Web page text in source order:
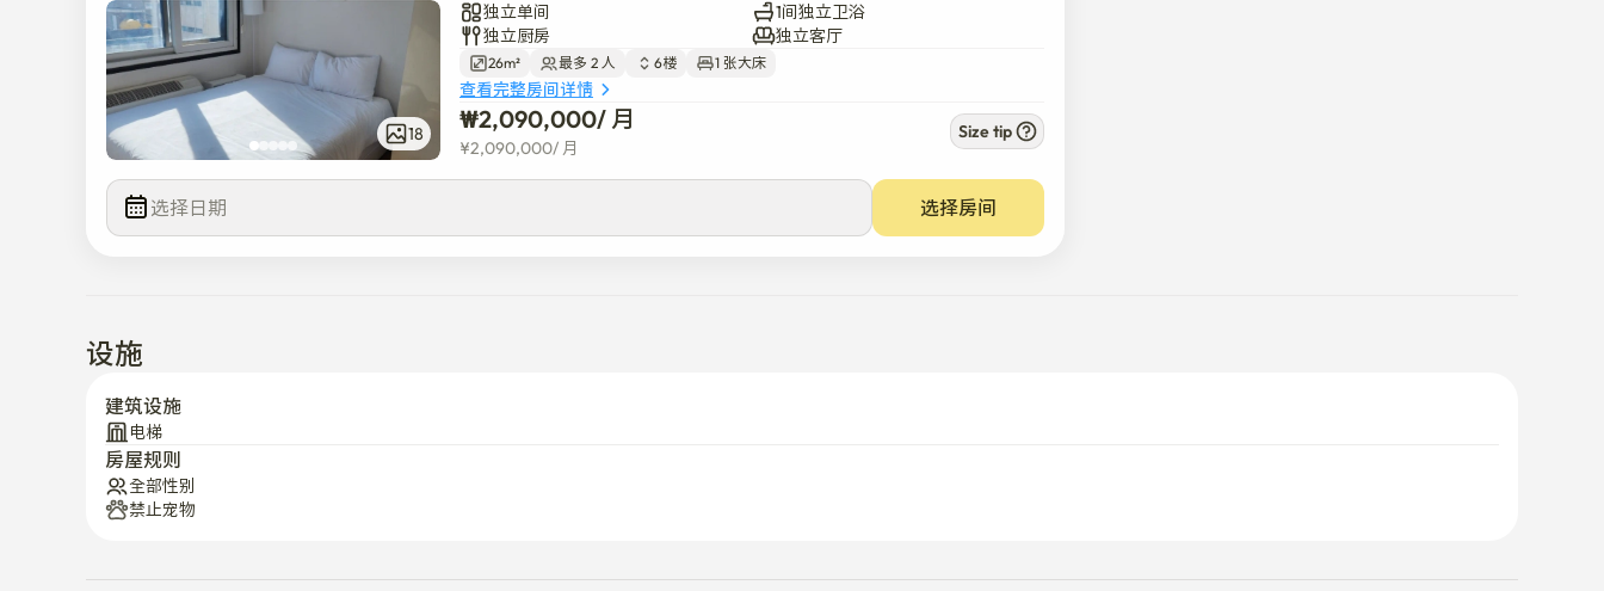
▪ Check In: 4pm~ / Check Out: ~11am
▪ 非面对面入住可方便使用。
▪ 最多可使用2人
▪ 卫生间的尺寸小。
❌️宠物很难同行。
❌️不能停车。
大楼是紧邻新沙、狎鸥亭、清潭的住宅写字楼，出入管制严密，周边配套设施丰富，生活十分便利。 24小时值守，
可以享受的乐趣。
🚇 交通指南
18
独立单间
1间独立卫浴
独立厨房
独立客厅
26m² 最多 2 人 6楼 1 张大床
查看完整房间详情
₩2,090,000/ 月
¥2,090,000/ 月
Size tip
选择日期 选择房间
设施
建筑设施
电梯
房屋规则
全部性别
禁止宠物